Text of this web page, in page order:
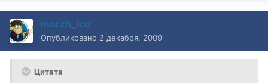
morzh_ico
Опубликовано 2 декабря, 2009
Цитата